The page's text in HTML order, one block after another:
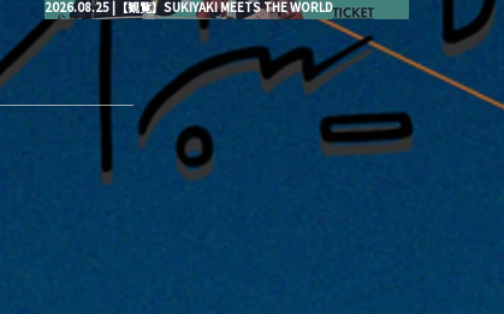
2026.08.25 |【観覧】SUKIYAKI MEETS THE WORLD
presentsLINDIGO FAMILY with ANNA SATO, ODUCHU modern
voices from open sea and vast plains